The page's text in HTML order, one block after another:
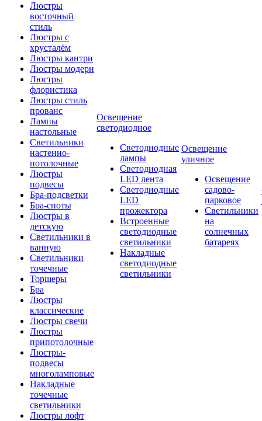
Люстры
восточный
стиль
Люстры с
хрусталём
Люстры кантри
Люстры модерн
Люстры
флористика
Люстры стиль
прованс
Лампы
настольные
Светильники
настенно-
потолочные
Люстры
подвесы
Бра-подсветки
Бра-споты
Люстры в
детскую
Светильники в
ванную
Светильники
точечные
Торшеры
Бра
Люстры
классические
Люстры свечи
Люстры
припотолочные
Люстры-
подвесы
многоламповые
Накладные
точечные
светильники
Люстры лофт
Освещение
светодиодное
Светодиодные
лампы
Светодиодная
LED лента
Светодиодные
LED
прожектора
Встроенные
светодиодные
светильники
Накладные
светодиодные
светильники
Освещение
уличное
Освещение
садово-
парковое
Светильники
на
солнечных
батареях